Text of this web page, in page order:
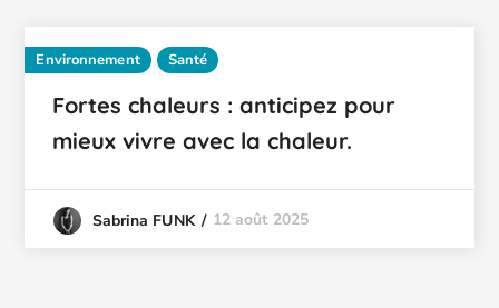
Environnement Santé
Fortes chaleurs : anticipez pour
mieux vivre avec la chaleur.
Sabrina FUNK 12 août 2025